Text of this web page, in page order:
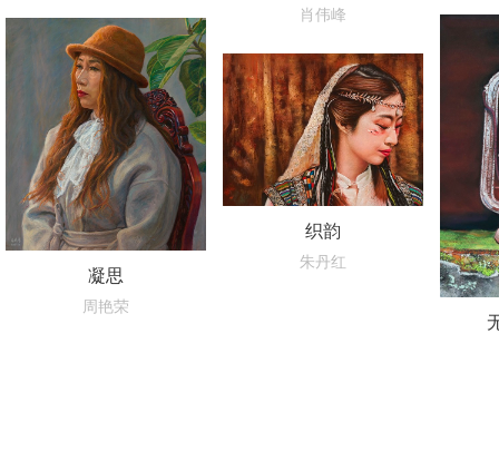
肖伟峰
凝思
周艳荣
织韵
朱丹红